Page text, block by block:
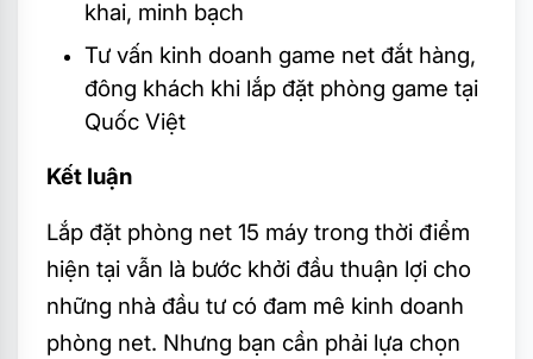
khai, minh bạch
Tư vấn kinh doanh game net đắt hàng,
đông khách khi lắp đặt phòng game tại
Quốc Việt
Kết luận
Lắp đặt phòng net 15 máy trong thời điểm
hiện tại vẫn là bước khởi đầu thuận lợi cho
những nhà đầu tư có đam mê kinh doanh
phòng net. Nhưng bạn cần phải lựa chọn